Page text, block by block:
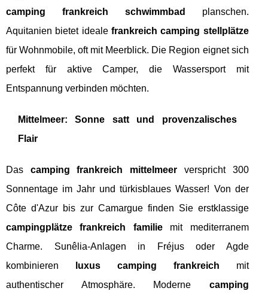
camping frankreich schwimmbad
planschen.
Aquitanien bietet ideale frankreich camping stellplätze
für Wohnmobile, oft mit Meerblick. Die Region eignet sich
perfekt für aktive Camper, die Wassersport mit
Entspannung verbinden möchten.
Mittelmeer: Sonne satt und provenzalisches
Flair
Das camping frankreich mittelmeer verspricht 300
Sonnentage im Jahr und türkisblaues Wasser! Von der
Côte d'Azur bis zur Camargue finden Sie erstklassige
campingplätze frankreich familiemit mediterranem
Charme. Sunêlia-Anlagen in Fréjus oder Agde
kombinieren
luxus camping frankreich mit
authentischer Atmosphäre. Moderne camping